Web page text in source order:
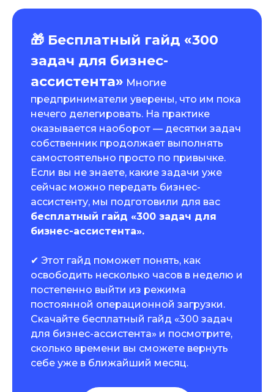
🎁 Бесплатный гайд «300
задач для бизнес-
ассистента» Многие
предприниматели уверены, что им пока
нечего делегировать. На практике
оказывается наоборот — десятки задач
собственник продолжает выполнять
самостоятельно просто по привычке.
Если вы не знаете, какие задачи уже
сейчас можно передать бизнес-
ассистенту, мы подготовили для вас
бесплатный гайд «300 задач для
бизнес-ассистента».
✔ Этот гайд поможет понять, как
освободить несколько часов в неделю и
постепенно выйти из режима
постоянной операционной загрузки.
Скачайте бесплатный гайд «300 задач
для бизнес-ассистента» и посмотрите,
сколько времени вы сможете вернуть
себе уже в ближайший месяц.